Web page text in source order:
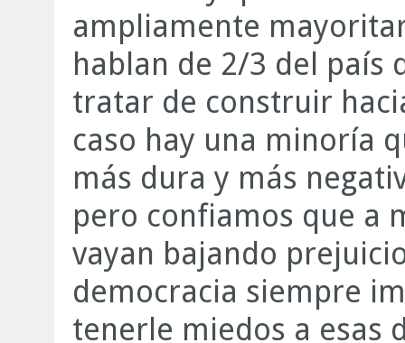
ampliamente
hablan de 2/3 del país
tratar de construir
caso hay una minoría
más dura y más
pero confiamos que a
vayan bajando
democracia siempre
tenerle miedos a esas